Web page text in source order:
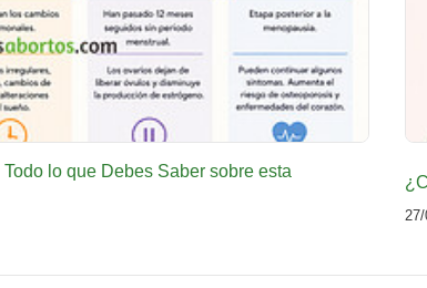
lo que Debes Saber sobre esta
27/